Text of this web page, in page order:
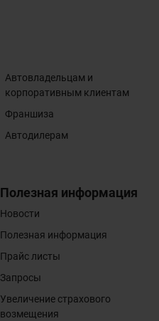
Автовладельцам и
корпоративным клиентам
Франшиза
Автодилерам
Полезная информация
Новости
Полезная информация
Прайс листы
Запросы
Увеличение страхового
возмещения